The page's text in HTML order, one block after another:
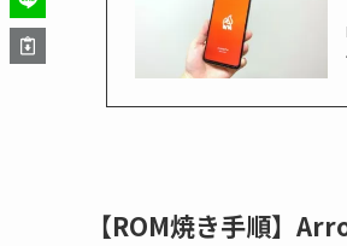
【ROM焼き手順】